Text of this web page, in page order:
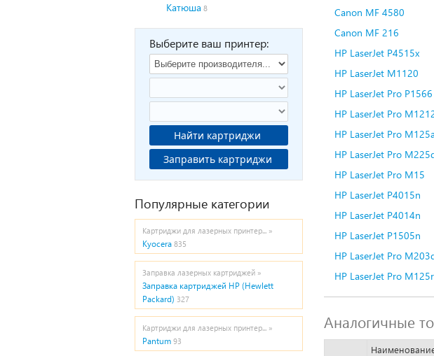
Катюша 8
Выберите ваш принтер:
Найти картриджи
Заправить картриджи
Популярные категории
Картриджи для лазерных принтер... »
Kyocera 835
Заправка лазерных картриджей »
Заправка картриджей HP (Hewlett
Packard) 327
Картриджи для лазерных принтер... »
Pantum 93
Canon MF 4580
Canon MF 216
HP LaserJet P4515x
HP LaserJet M1120
HP LaserJet Pro P1566
HP LaserJet Pro
HP LaserJet Pro
HP LaserJet Pro
HP LaserJet Pro M15
HP LaserJet P4015n
HP LaserJet P4014n
HP LaserJet P1505n
HP LaserJet Pro
HP LaserJet Pro
Аналогичные